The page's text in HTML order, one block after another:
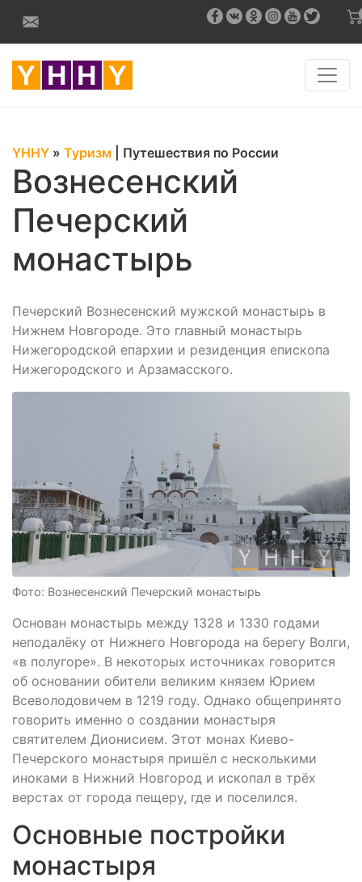
YHHY » Туризм Путешествия по России
Вознесенский
Печерский
монастырь
Печерский Вознесенский мужской монастырь в
Нижнем Новгороде. Это главный монастырь
Нижегородской епархии и резиденция епископа
Нижегородского и Арзамасского.
Фото: Вознесенский Печерский монастырь
Основан монастырь между 1328 и 1330 годами
неподалёку от Нижнего Новгорода на берегу Волги,
«в полугоре». В некоторых источниках говорится
об основании обители великим князем Юрием
Всеволодовичем в 1219 году. Однако общепринято
говорить именно о создании монастыря
святителем Дионисием. Этот монах Киево-
Печерского монастыря пришёл с несколькими
иноками в Нижний Новгород и ископал в трёх
верстах от города пещеру, где и поселился.
Основные постройки
монастыря